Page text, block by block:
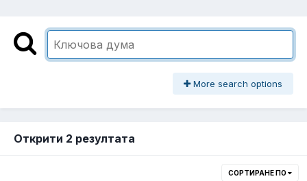
More search options
Открити 2 резултата
СОРТИРАНЕ ПО